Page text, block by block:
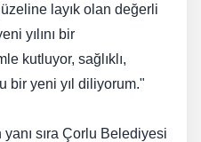
layık olan değerli
yılını bir
kutluyor, sağlıklı,
bir yeni yıl diliyorum."
sıra Çorlu Belediyesi